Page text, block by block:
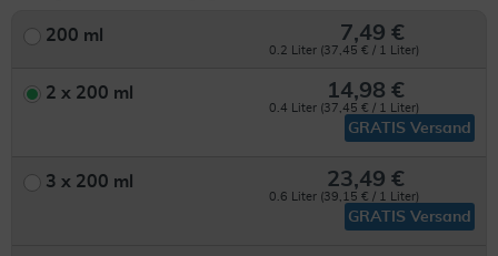
200 ml 7,49 €
0.2 Liter (37,45 € / 1 Liter)
2 x 200 ml 14,98 €
0.4 Liter (37,45 € / 1 Liter)
GRATIS Versand
3 x 200 ml 23,49 €
0.6 Liter (39,15 € / 1 Liter)
GRATIS Versand